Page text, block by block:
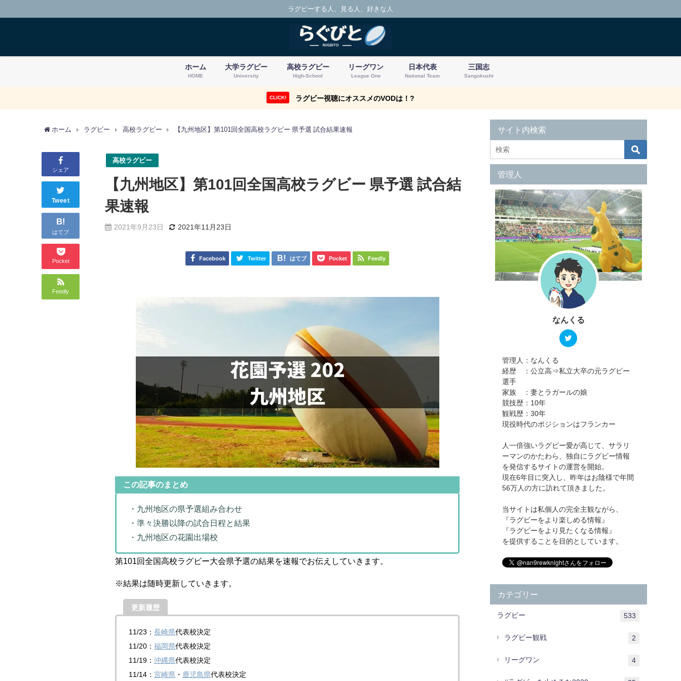
ラグビーする人、見る人、好きな人
ホーム
HOME
大学ラグビー
University
高校ラグビー
High-School
リーグワン
League One
日本代表
National Team
三国志
Sangokushi
CLICK! ラグビー視聴にオススメのVODは！?
ホーム ラグビー 高校ラグビー 【九州地区】第101回全国高校ラグビー 県予選 試合結果速報
シェア
Tweet
B!
はてブ
Pocket
Feedly
高校ラグビー
【九州地区】第101回全国高校ラグビー 県予選 試合結
果速報
2021年9月23日 2021年11月23日
Facebook Twitter はてブ Pocket Feedly
この記事のまとめ
・九州地区の県予選組み合わせ
・準々決勝以降の試合日程と結果
・九州地区の花園出場校
第101回全国高校ラグビー大会県予選の結果を速報でお伝えしていきます。
※結果は随時更新していきます。
更新履歴
11/23：長崎県代表校決定
11/20：福岡県代表校決定
11/19：沖縄県代表校決定
11/14：宮崎県 ・ 鹿児島県代表校決定
サイト内検索
管理人
なんくる
管理人：なんくる
経歴 ：公立高⇒私立大卒の元ラグビー
選手
家族 ：妻とラガールの娘
競技歴：10年
観戦歴：30年
現役時代のポジションはフランカー
人一倍強いラグビー愛が高じて、サラリ
ーマンのかたわら、独自にラグビー情報
を発信するサイトの運営を開始。
現在6年目に突入し、昨年はお陰様で年間
56万人の方に訪れて頂きました。
当サイトは私個人の完全主観ながら、
『ラグビーをより楽しめる情報』
『ラグビーをより見たくなる情報』
を提供することを目的としています。
カテゴリー
ラグビー 533
ラグビー観戦 2
リーグワン 4